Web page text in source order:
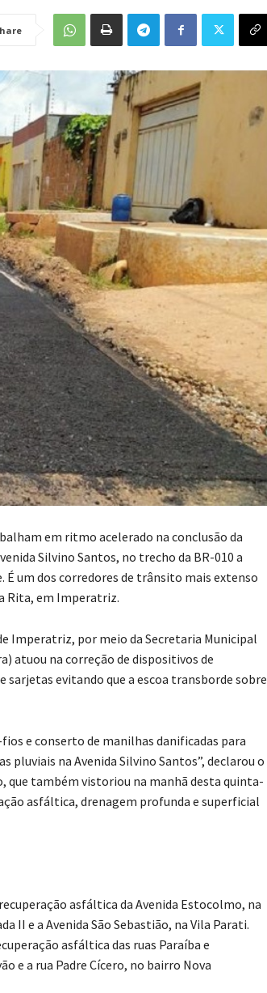
em ritmo acelerado na conclusão da
Silvino Santos, no trecho da BR-010 a
É um dos corredores de trânsito mais extenso
Rita, em Imperatriz.
Imperatriz, por meio da Secretaria Municipal
atuou na correção de dispositivos de
sarjetas evitando que a escoa transborde sobre
e conserto de manilhas danificadas para
pluviais na Avenida Silvino Santos”, declarou o
também vistoriou na manhã desta quinta-
asfáltica, drenagem profunda e superficial
asfáltica da Avenida Estocolmo, na
II e a Avenida São Sebastião, na Vila Parati.
asfáltica das ruas Paraíba e
e a rua Padre Cícero, no bairro Nova